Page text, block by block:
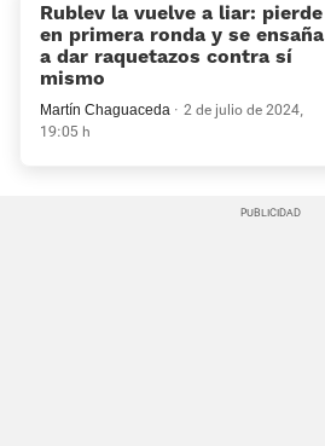
Rublev la vuelve a liar: pierde
en primera ronda y se ensaña
a dar raquetazos contra sí
mismo
Martín Chaguaceda
2 de julio de 2024,
19:05 h